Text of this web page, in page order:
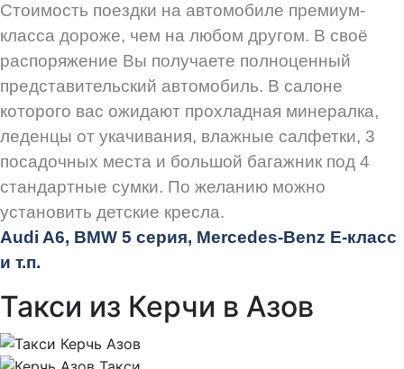
Стоимость поездки на автомобиле премиум-
класса дороже, чем на любом другом. В своё
распоряжение Вы получаете полноценный
представительский автомобиль. В салоне
которого вас ожидают прохладная минералка,
леденцы от укачивания, влажные салфетки, 3
посадочных места и большой багажник под 4
стандартные сумки. По желанию можно
установить детские кресла.
Audi A6, BMW 5 серия, Mercedes-Benz E-класс
и т.п.
Такси из Керчи в Азов